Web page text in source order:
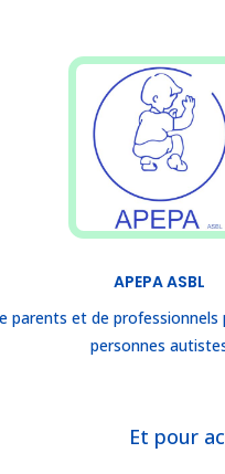
APEPA ASBL
parents et de professionnels
personnes
Et pour